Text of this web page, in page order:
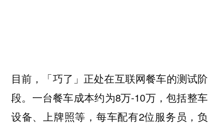
目前，「巧了」正处在互联网餐车的测试阶
段。一台餐车成本约为8万-10万，包括整车
设备、上牌照等，每车配有2位服务员，负